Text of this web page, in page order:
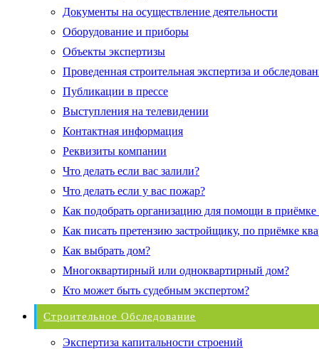
Документы на осуществление деятельности
Оборудование и приборы
Объекты экспертизы
Проведенная строительная экспертиза и
Публикации в прессе
Выступления на телевидении
Контактная информация
Реквизиты компании
Что делать если вас залили?
Что делать если у вас пожар?
Как подобрать организацию для помощи в приёмке
Как писать претензию застройщику, по приёмке
Как выбрать дом?
Многоквартирный или одноквартирный дом?
Кто может быть судебным экспертом?
Строительное Обследование
Экспертиза капитальности строений